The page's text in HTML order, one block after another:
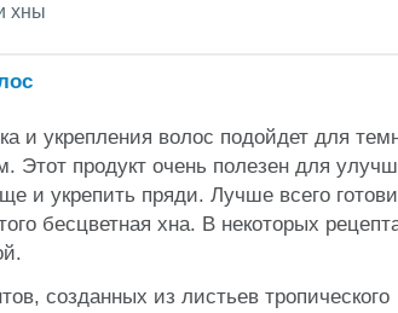
хны
и укрепления волос подойдет для
Этот продукт очень полезен для
и укрепить пряди. Лучше всего
бесцветная хна. В некоторых
созданных из листьев тропического